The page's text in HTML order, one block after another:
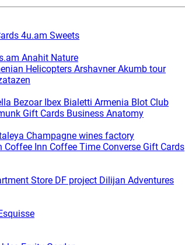
4u.am Sweets
Anahit Nature
Helicopters Arshavner Akumb tour
Bezoar Ibex Bialetti Armenia Blot Club
Gift Cards Business Anatomy
Champagne wines factory
Coffee Inn Coffee Time Converse Gift Cards
Store DF project Dilijan Adventures